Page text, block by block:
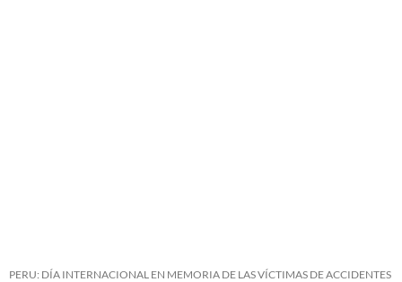
PERU: DÍA INTERNACIONAL EN MEMORIA DE LAS VÍCTIMAS DE ACCIDENTES